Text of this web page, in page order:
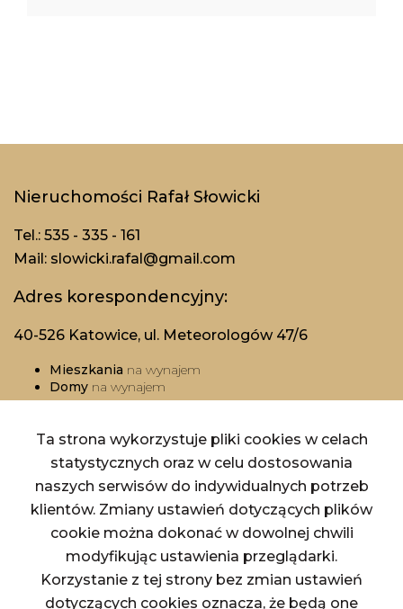
Nieruchomości Rafał Słowicki
Tel.: 535 - 335 - 161
Mail: slowicki.rafal@gmail.com
Adres korespondencyjny:
40-526 Katowice, ul. Meteorologów 47/6
Mieszkania na wynajem
Domy na wynajem
Działkina wynajem
Halena wynajem
Obiekty
na wynajem
Mieszkaniana sprzedaż
Domy na sprzedaż
Działkina sprzedaż
Lokalena sprzedaż
Halena sprzedaż
Obiekty
na sprzedaż
Ta strona wykorzystuje pliki cookies w celach
statystycznych oraz w celu dostosowania
naszych serwisów do indywidualnych potrzeb
klientów. Zmiany ustawień dotyczących plików
cookie można dokonać w dowolnej chwili
modyfikując ustawienia przeglądarki.
Korzystanie z tej strony bez zmian ustawień
dotyczących cookies oznacza, że będą one